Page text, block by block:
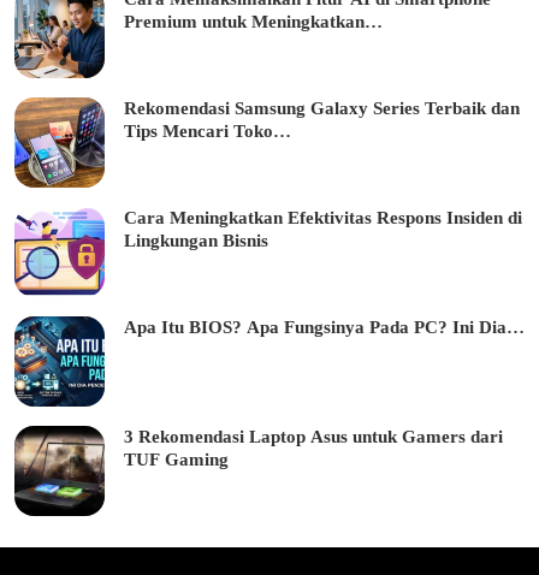
Premium untuk Meningkatkan…
Rekomendasi Samsung Galaxy Series Terbaik dan
Tips Mencari Toko…
Cara Meningkatkan Efektivitas Respons Insiden di
Lingkungan Bisnis
Apa Itu BIOS? Apa Fungsinya Pada PC? Ini Dia…
3 Rekomendasi Laptop Asus untuk Gamers dari
TUF Gaming